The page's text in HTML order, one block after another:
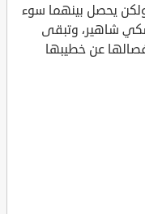
يحصل بينهما سوء
شاهير، وتبقى
عن خطيبها